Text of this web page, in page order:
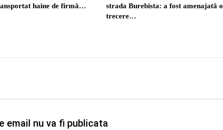
haine de firmă…
strada Burebista: a fost amenajată o
trecere…
email nu va fi publicata